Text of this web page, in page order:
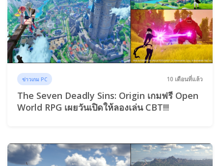
ข่าวเกม PC 10 เดือนที่แล้ว
The Seven Deadly Sins: Origin เกมฟรี Open
World RPG เผยวันเปิดให้ลองเล่น CBT!!!